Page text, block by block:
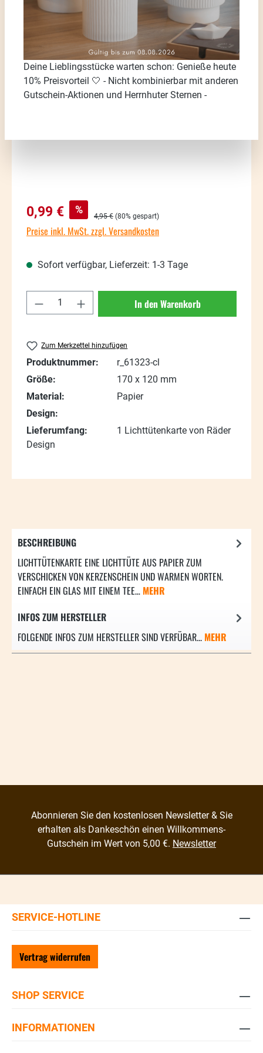
Bildergalerie überspringen
Verkaufspreis:
0,99 € % Regulärer Preis:
4,95 € (80% gespart)
Preise inkl. MwSt. zzgl. Versandkosten
Sofort verfügbar, Lieferzeit: 1-3 Tage
Produkt Anzahl: Gib den gewünschten
In den Warenkorb
Zum Merkzettel hinzufügen
Produktnummer:
r_61323-cl
Größe:
170 x 120 mm
Material:
Papier
Design:
Lieferumfang:
1 Lichttütenkarte von Räder
Design
BESCHREIBUNG
LICHTTÜTENKARTE EINE LICHTTÜTE AUS PAPIER ZUM
VERSCHICKEN VON KERZENSCHEIN UND WARMEN WORTEN.
EINFACH EIN GLAS MIT EINEM TEE… MEHR
INFOS ZUM HERSTELLER
FOLGENDE INFOS ZUM HERSTELLER SIND VERFÜBAR... MEHR
Abonnieren Sie den kostenlosen Newsletter & Sie
erhalten als Dankeschön einen Willkommens-
Gutschein im Wert von 5,00 €. Newsletter
SERVICE-HOTLINE
Vertrag widerrufen
SHOP SERVICE
INFORMATIONEN
Deine Lieblingsstücke warten schon: Genieße heute
10% Preisvorteil 🤍 - Nicht kombinierbar mit anderen
Gutschein-Aktionen und Herrnhuter Sternen -